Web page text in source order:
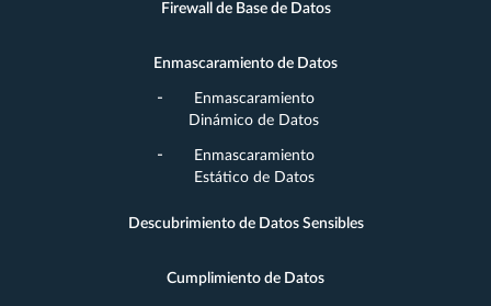
Firewall de Base de Datos
Enmascaramiento de Datos
Enmascaramiento
Dinámico de Datos
Enmascaramiento
Estático de Datos
Descubrimiento de Datos Sensibles
Cumplimiento de Datos